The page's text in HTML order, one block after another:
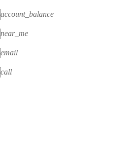
account_balance
near_me
email
call